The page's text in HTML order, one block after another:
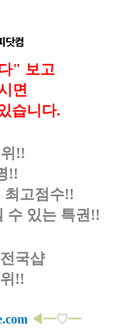
닷컴
" 보고
면
습니다.
!!
!!
최고점수!!
수 있는 특권!!
국샵
!!
◀━♡━